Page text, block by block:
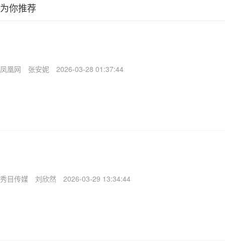
为你推荐
凤凰网 张安妮 2026-03-28 01:37:44
秀目传媒 刘欣然 2026-03-29 13:34:44